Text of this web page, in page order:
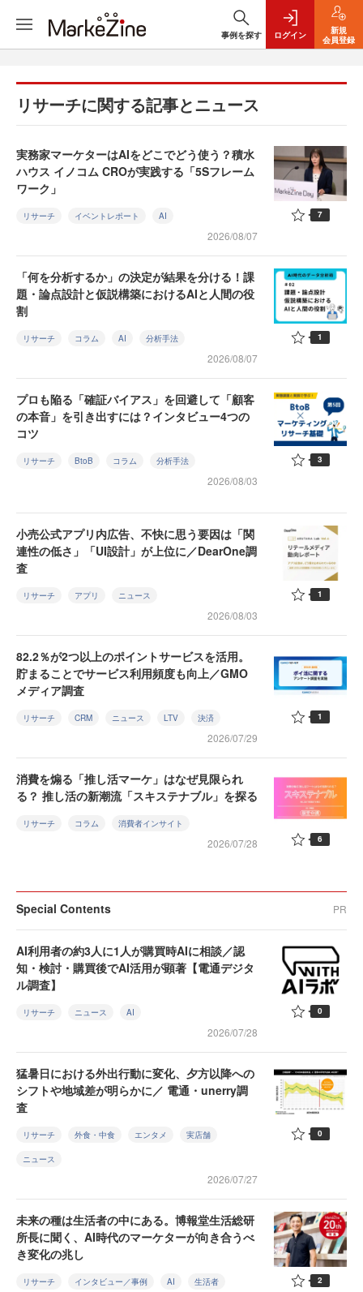
事例を探す ログイン
新規
会員登録
リサーチに関する記事とニュース
実務家マーケターはAIをどこでどう使う？積水
ハウス イノコム CROが実践する「5Sフレーム
ワーク」
リサーチ イベントレポート AI
2026/08/07
7
「何を分析するか」の決定が結果を分ける！課
題・論点設計と仮説構築におけるAIと人間の役
割
リサーチ コラム AI 分析手法
2026/08/07
1
プロも陥る「確証バイアス」を回避して「顧客
の本音」を引き出すには？インタビュー4つの
コツ
リサーチ BtoB コラム 分析手法
2026/08/03
3
小売公式アプリ内広告、不快に思う要因は「関
連性の低さ」「UI設計」が上位に／DearOne調
査
リサーチ アプリ ニュース
2026/08/03
1
82.2％が2つ以上のポイントサービスを活用。
貯まることでサービス利用頻度も向上／GMO
メディア調査
リサーチ CRM ニュース LTV 決済
2026/07/29
1
消費を煽る「推し活マーケ」はなぜ見限られ
る？ 推し活の新潮流「スキステナブル」を探る
リサーチ コラム 消費者インサイト
2026/07/28 6
Special Contents PR
AI利用者の約3人に1人が購買時AIに相談／認
知・検討・購買後でAI活用が顕著【電通デジタ
ル調査】
リサーチ ニュース AI
2026/07/28
0
猛暑日における外出行動に変化、夕方以降への
シフトや地域差が明らかに／ 電通・unerry調
査
リサーチ 外食・中食 エンタメ 実店舗
ニュース
2026/07/27
0
未来の種は生活者の中にある。博報堂生活総研
所長に聞く、AI時代のマーケターが向き合うべ
き変化の兆し
リサーチ インタビュー／事例 AI 生活者 2